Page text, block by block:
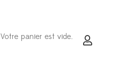
Votre panier est vide.